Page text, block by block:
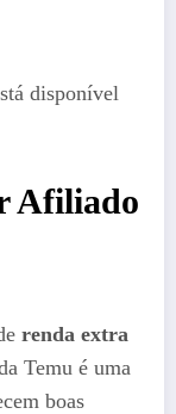
disponível
Afiliado
renda extra
Temu é uma
boas